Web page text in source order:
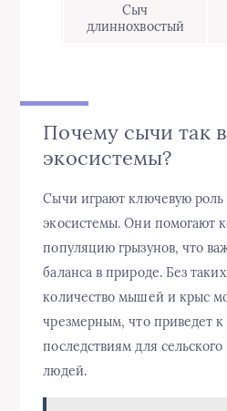
Сыч
длиннохвостый
Почему сычи так
экосистемы?
Сычи играют ключевую
экосистемы. Они помогают
популяцию грызунов, что
баланса в природе. Без
количество мышей и крыс
чрезмерным, что приведет
последствиям для сельского
людей.